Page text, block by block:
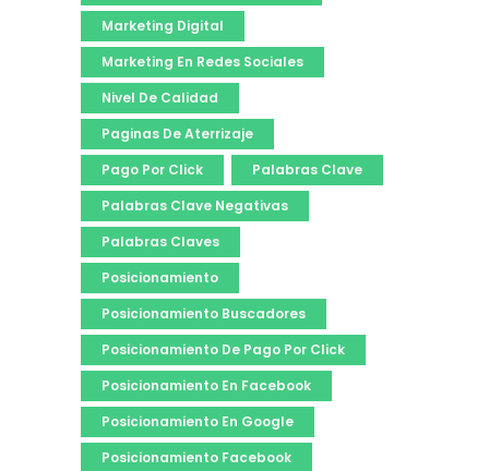
Marketing Digital
Marketing En Redes Sociales
Nivel De Calidad
Paginas De Aterrizaje
Pago Por Click
Palabras Clave
Palabras Clave Negativas
Palabras Claves
Posicionamiento
Posicionamiento Buscadores
Posicionamiento De Pago Por Click
Posicionamiento En Facebook
Posicionamiento En Google
Posicionamiento Facebook